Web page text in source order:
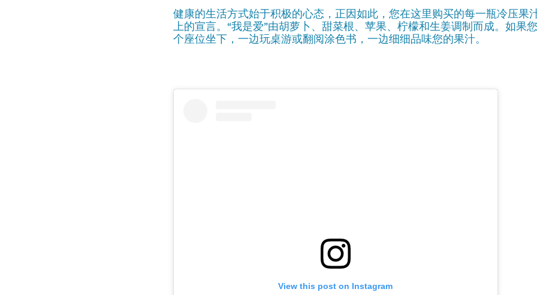
健康的生活方式始于积极的心态，正因如此，您在这里购买的每一瓶冷压果
上的宣言。“我是爱”由胡萝卜、甜菜根、苹果、柠檬和生姜调制而成。如果
个座位坐下，一边玩桌游或翻阅涂色书，一边细细品味您的果汁。
View this post on Instagram